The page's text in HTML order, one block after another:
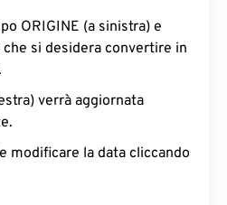
ORIGINE (a sinistra) e
si desidera convertire in
verrà aggiornata
modificare la data cliccando